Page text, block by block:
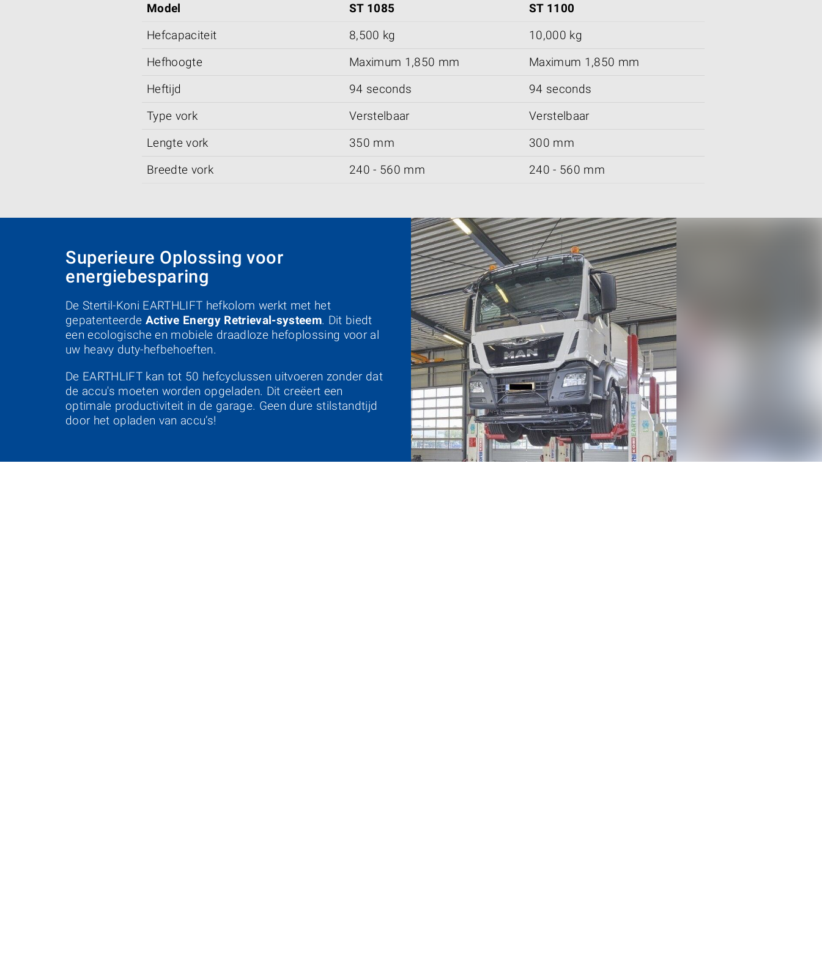
Model ST 1085
ST 1100
Hefcapaciteit
8,500 kg
10,000 kg
Hefhoogte
Maximum 1,850 mm
Maximum 1,850 mm
Heftijd
94 seconds
94 seconds
Type vork
Verstelbaar
Verstelbaar
Lengte vork
350 mm
300 mm
Breedte vork
240 - 560 mm 240 - 560 mm
Superieure Oplossing voor
energiebesparing
De Stertil-Koni EARTHLIFT hefkolom werkt met het
gepatenteerde Active Energy Retrieval-systeem. Dit biedt
een ecologische en mobiele draadloze hefoplossing voor al
uw heavy duty-hefbehoeften.
De EARTHLIFT kan tot 50 hefcyclussen uitvoeren zonder dat
de accu's moeten worden opgeladen. Dit creëert een
optimale productiviteit in de garage. Geen dure stilstandtijd
door het opladen van accu’s!